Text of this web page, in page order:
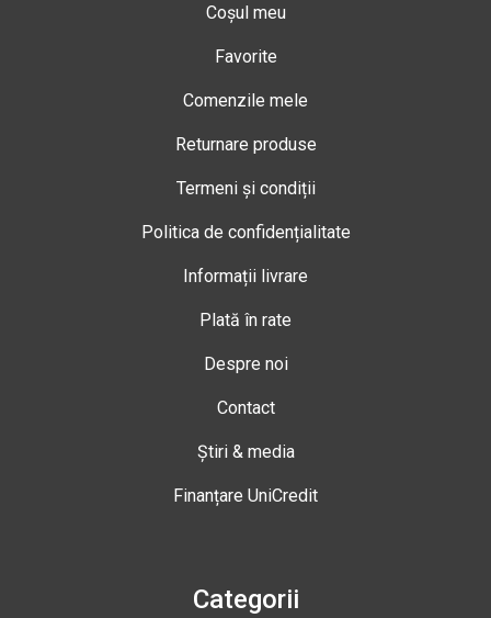
Coșul meu
Favorite
Comenzile mele
Returnare produse
Termeni și condiții
Politica de confidențialitate
Informații livrare
Plată în rate
Despre noi
Contact
Știri & media
Finanțare UniCredit
Categorii